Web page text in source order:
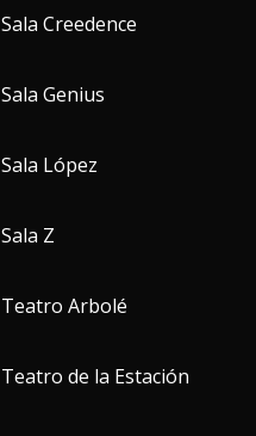
Sala Creedence
Sala Genius
Sala López
Sala Z
Teatro Arbolé
Teatro de la Estación